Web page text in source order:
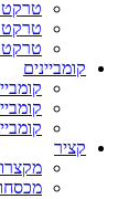
קומביינים
קציר